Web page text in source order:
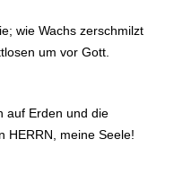
wie Wachs zerschmilzt
um vor Gott.
auf Erden und die
HERRN, meine Seele!